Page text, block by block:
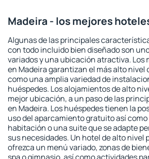
Madeira - los mejores
Algunas de las principales
con todo incluido bien diseñado son
variados y una ubicación atractiva. Los
en Madeira garantizan el más alto nivel
como una amplia variedad de
huéspedes. Los alojamientos de alto
mejor ubicación, a un paso de las
en Madeira. Los huéspedes tienen la
uso del aparcamiento gratuito así
habitación o una suite que se adapte
sus necesidades. Un hotel de alto nivel
ofrezca un menú variado, zonas de